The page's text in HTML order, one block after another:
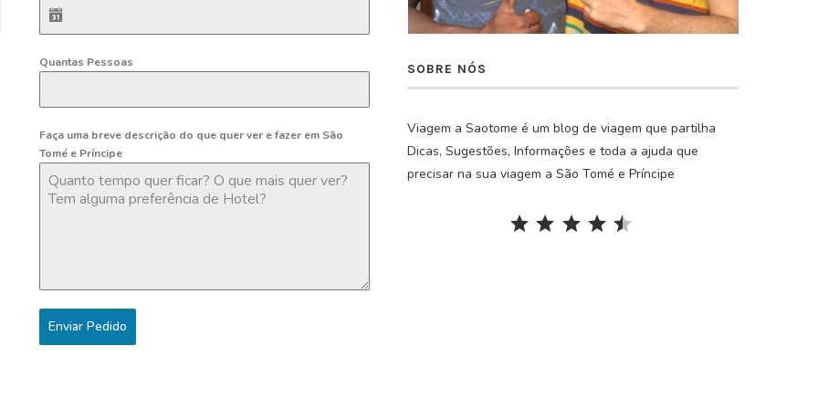
Quantas Pessoas
Faça uma breve descrição do que quer ver e fazer em São
Tomé e Príncipe
Enviar Pedido
SOBRE NÓS
Viagem a Saotome é um blog de viagem que partilha
Dicas, Sugestões, Informações e toda a ajuda que
precisar na sua viagem a São Tomé e Príncipe